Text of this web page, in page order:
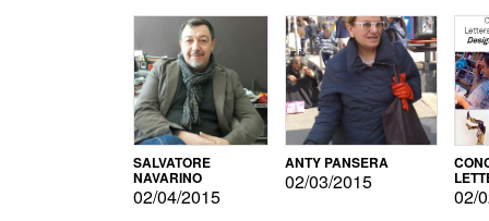
SALVATORE
NAVARINO
02/04/2015
ANTY PANSERA
02/03/2015
02/